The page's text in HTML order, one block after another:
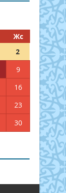
Жс
2
9
16
23
30